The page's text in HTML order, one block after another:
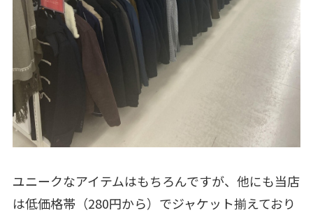
ユニークなアイテムはもちろんですが、他にも当店
は低価格帯（280円から）でジャケット揃えており